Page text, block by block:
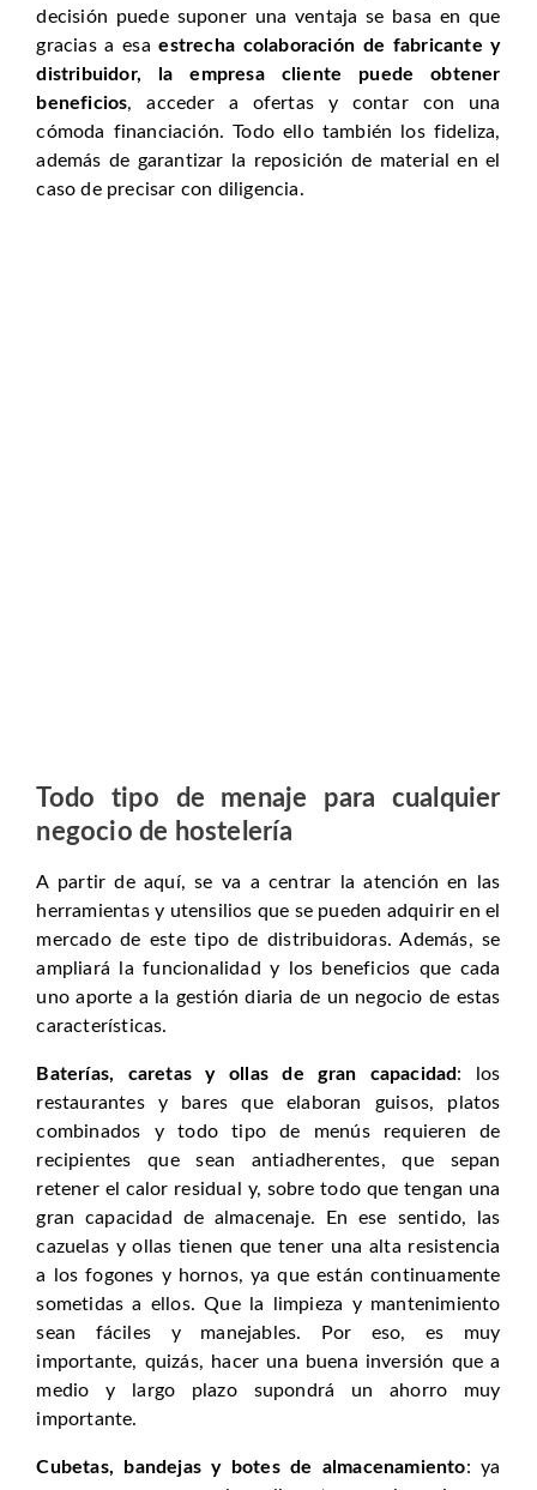
decisión puede suponer una ventaja se basa en que
gracias a esaestrecha colaboración de fabricante y
distribuidor, la empresa cliente puede obtener
beneficios, acceder a ofertas y contar con una
cómoda financiación. Todo ello también los fideliza,
además de garantizar la reposición de material en el
caso de precisar con diligencia.
Todo tipo de menaje para cualquier
negocio de hostelería
A partir de aquí, se va a centrar la atención en las
herramientas y utensilios que se pueden adquirir en el
mercado de este tipo de distribuidoras. Además, se
ampliará la funcionalidad y los beneficios que cada
uno aporte a la gestión diaria de un negocio de estas
características.
Baterías, caretas y ollas de gran capacidad: los
restaurantes y bares que elaboran guisos, platos
combinados y todo tipo de menús requieren de
recipientes que sean antiadherentes, que sepan
retener el calor residual y, sobre todo que tengan una
gran capacidad de almacenaje. En ese sentido, las
cazuelas y ollas tienen que tener una alta resistencia
a los fogones y hornos, ya que están continuamente
sometidas a ellos. Que la limpieza y mantenimiento
sean fáciles y manejables. Por eso, es muy
importante, quizás, hacer una buena inversión que a
medio y largo plazo supondrá un ahorro muy
importante.
Cubetas, bandejas y botes de almacenamiento: ya